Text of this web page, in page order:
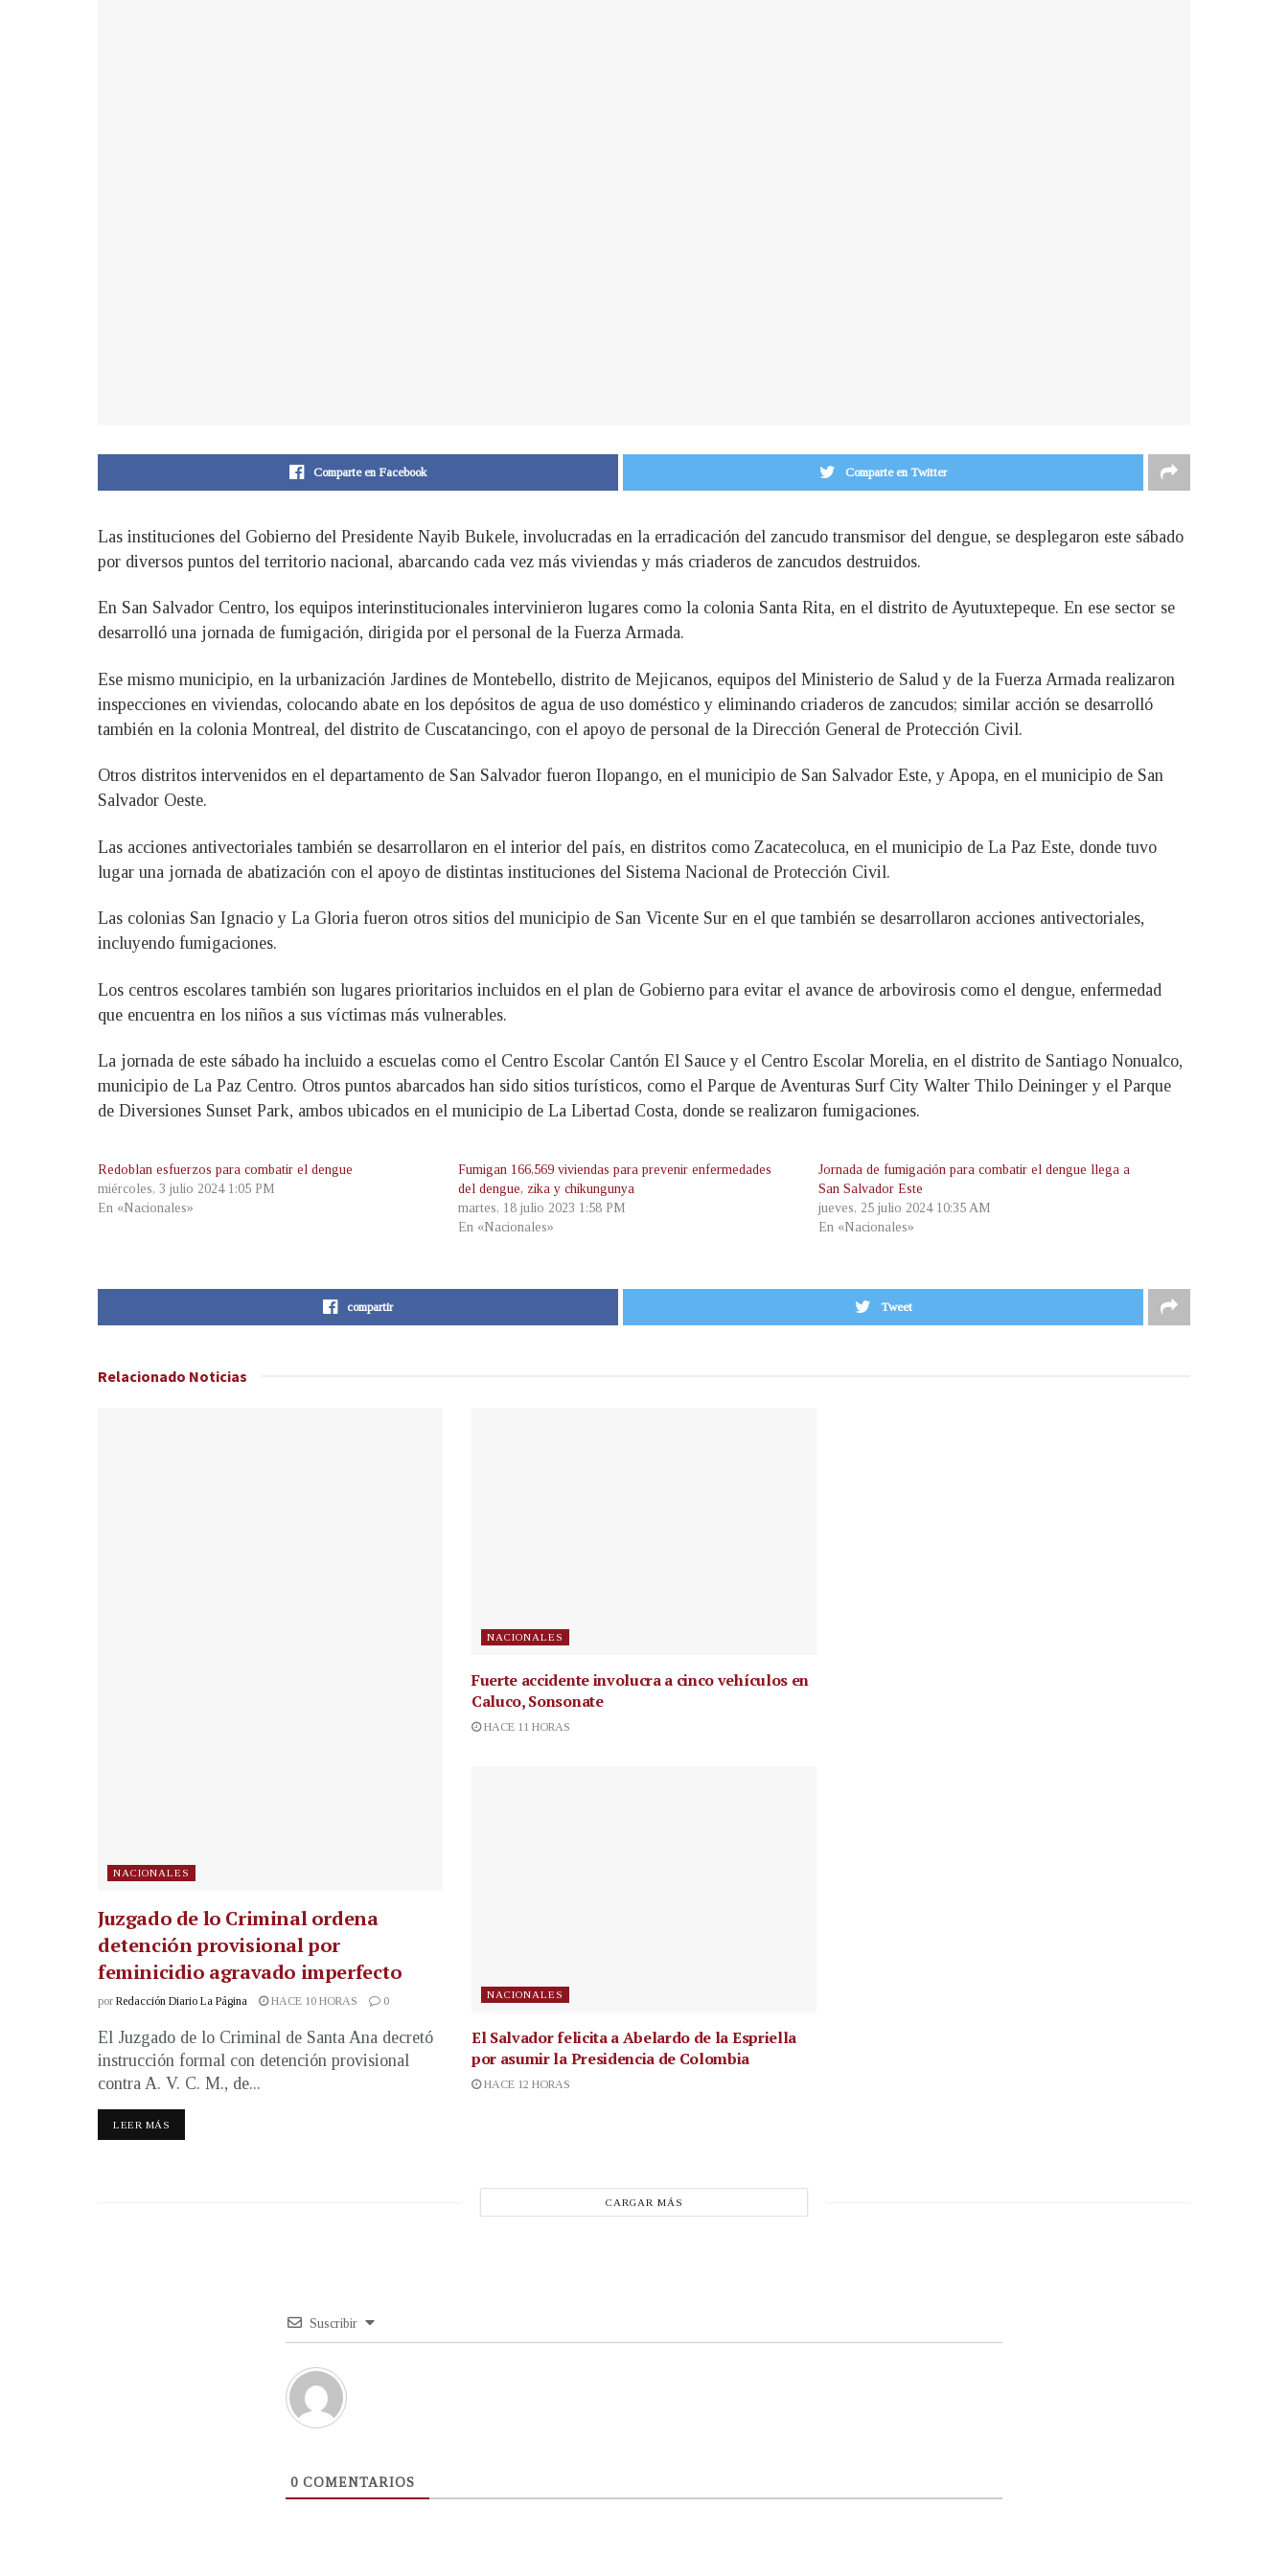
Comparte en Facebook Comparte en Twitter
Las instituciones del Gobierno del Presidente Nayib Bukele, involucradas en la erradicación del zancudo transmisor del dengue, se desplegaron este sábado
por diversos puntos del territorio nacional, abarcando cada vez más viviendas y más criaderos de zancudos destruidos.
En San Salvador Centro, los equipos interinstitucionales intervinieron lugares como la colonia Santa Rita, en el distrito de Ayutuxtepeque. En ese sector se
desarrolló una jornada de fumigación, dirigida por el personal de la Fuerza Armada.
Ese mismo municipio, en la urbanización Jardines de Montebello, distrito de Mejicanos, equipos del Ministerio de Salud y de la Fuerza Armada realizaron
inspecciones en viviendas, colocando abate en los depósitos de agua de uso doméstico y eliminando criaderos de zancudos; similar acción se desarrolló
también en la colonia Montreal, del distrito de Cuscatancingo, con el apoyo de personal de la Dirección General de Protección Civil.
Otros distritos intervenidos en el departamento de San Salvador fueron Ilopango, en el municipio de San Salvador Este, y Apopa, en el municipio de San
Salvador Oeste.
Las acciones antivectoriales también se desarrollaron en el interior del país, en distritos como Zacatecoluca, en el municipio de La Paz Este, donde tuvo
lugar una jornada de abatización con el apoyo de distintas instituciones del Sistema Nacional de Protección Civil.
Las colonias San Ignacio y La Gloria fueron otros sitios del municipio de San Vicente Sur en el que también se desarrollaron acciones antivectoriales,
incluyendo fumigaciones.
Los centros escolares también son lugares prioritarios incluidos en el plan de Gobierno para evitar el avance de arbovirosis como el dengue, enfermedad
que encuentra en los niños a sus víctimas más vulnerables.
La jornada de este sábado ha incluido a escuelas como el Centro Escolar Cantón El Sauce y el Centro Escolar Morelia, en el distrito de Santiago Nonualco,
municipio de La Paz Centro. Otros puntos abarcados han sido sitios turísticos, como el Parque de Aventuras Surf City Walter Thilo Deininger y el Parque
de Diversiones Sunset Park, ambos ubicados en el municipio de La Libertad Costa, donde se realizaron fumigaciones.
Redoblan esfuerzos para combatir el dengue
miércoles, 3 julio 2024 1:05 PM
En «Nacionales»
Fumigan 166,569 viviendas para prevenir enfermedades
del dengue, zika y chikungunya
martes, 18 julio 2023 1:58 PM
En «Nacionales»
Jornada de fumigación para combatir el dengue llega a
San Salvador Este
jueves, 25 julio 2024 10:35 AM
En «Nacionales»
compartir Tweet
Relacionado Noticias
NACIONALES
Juzgado de lo Criminal ordena
detención provisional por
feminicidio agravado imperfecto
por Redacción Diario La Página HACE 10 HORAS 0
El Juzgado de lo Criminal de Santa Ana decretó
instrucción formal con detención provisional
contra A. V. C. M., de...
LEER MÁS
NACIONALES
Fuerte accidente involucra a cinco vehículos en
Caluco, Sonsonate
HACE 11 HORAS
NACIONALES
El Salvador felicita a Abelardo de la Espriella
por asumir la Presidencia de Colombia
HACE 12 HORAS
CARGAR MÁS
Suscribir
0 COMENTARIOS